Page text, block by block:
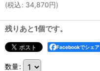
(税込: 34,870円)
残りあと1個です。
Facebookでシェア
数量: